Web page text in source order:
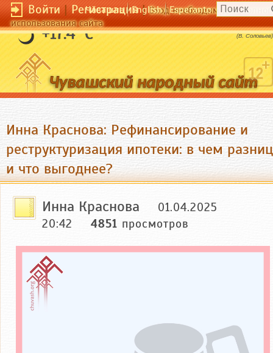
Войти|Регистрация|Вход необходим для
использования сайта
Чӑвашла English Esperanto
+17.4 °C Свобода - это когда не нужно выбирать.
(В. Соловьев)
Инна Краснова: Рефинансирование и
реструктуризация ипотеки: в чем
и что выгоднее?
Инна Краснова
01.04.2025
20:42
4851 просмотров